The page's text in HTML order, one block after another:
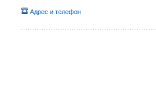
Адрес и телефон